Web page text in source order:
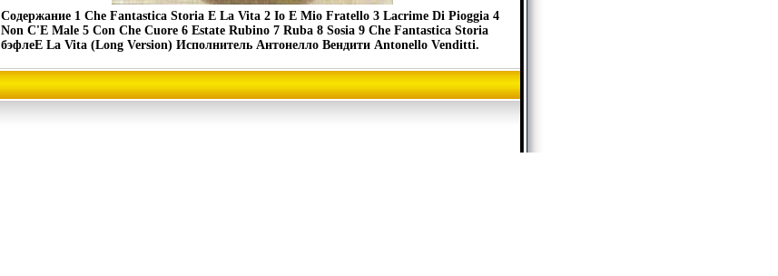
Содержание 1 Che Fantastica Storia E La Vita 2 Io E Mio Fratello 3 Lacrime Di Pioggia 4
Non C'E Male 5 Con Che Cuore 6 Estate Rubino 7 Ruba 8 Sosia 9 Che Fantastica Storia
бэфлеE La Vita (Long Version) Исполнитель Антонелло Вендити Antonello Venditti.